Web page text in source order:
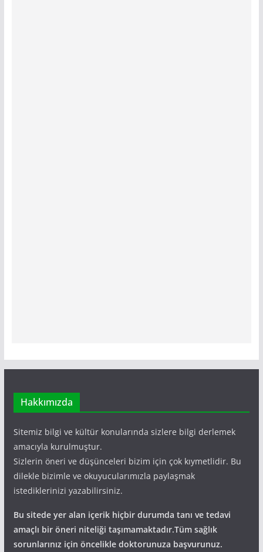
Hakkımızda
Sitemiz bilgi ve kültür konularında sizlere bilgi derlemek
amacıyla kurulmuştur.
Sizlerin öneri ve düşünceleri bizim için çok kıymetlidir. Bu
dilekle bizimle ve okuyucularımızla paylaşmak
istediklerinizi yazabilirsiniz.
Bu sitede yer alan içerik hiçbir durumda tanı ve tedavi
amaçlı bir öneri niteliği taşımamaktadır.Tüm sağlık
sorunlarınız için öncelikle doktorunuza başvurunuz.